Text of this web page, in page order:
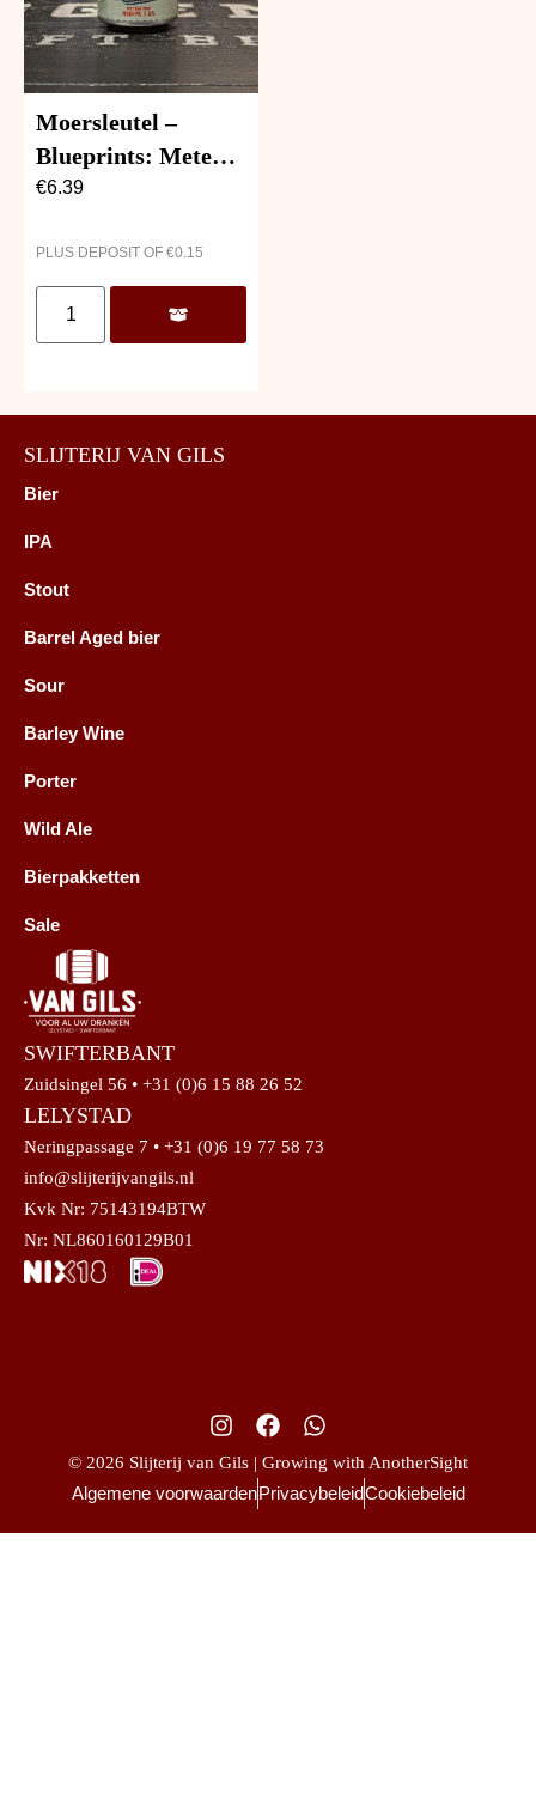
Moersleutel –
Blueprints: Meteor
Map
€6.39
PLUS DEPOSIT OF €0.15
SLIJTERIJ VAN GILS
Bier
IPA
Stout
Barrel Aged bier
Sour
Barley Wine
Porter
Wild Ale
Bierpakketten
Sale
SWIFTERBANT
Zuidsingel 56 • +31 (0)6 15 88 26 52
LELYSTAD
Neringpassage 7 • +31 (0)6 19 77 58 73
info@slijterijvangils.nl
Kvk Nr: 75143194BTW
Nr: NL860160129B01
© 2026 Slijterij van Gils | Growing with AnotherSight
Algemene voorwaardenPrivacybeleidCookiebeleid